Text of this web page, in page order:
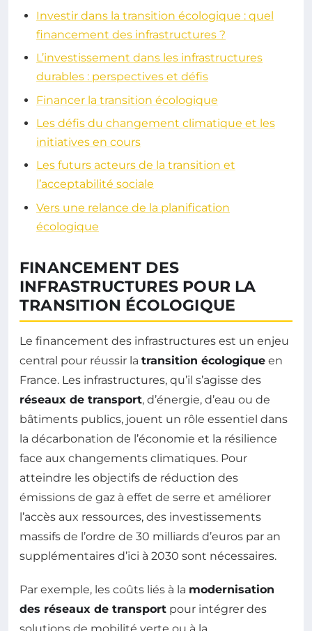
Investir dans la transition écologique : quel
financement des infrastructures ?
L’investissement dans les infrastructures
durables : perspectives et défis
Financer la transition écologique
Les défis du changement climatique et les
initiatives en cours
Les futurs acteurs de la transition et
l’acceptabilité sociale
Vers une relance de la planification
écologique
FINANCEMENT DES
INFRASTRUCTURES POUR LA
TRANSITION ÉCOLOGIQUE
Le financement des infrastructures est un enjeu
central pour réussir la transition écologique en
France. Les infrastructures, qu’il s’agisse des
réseaux de transport, d’énergie, d’eau ou de
bâtiments publics, jouent un rôle essentiel dans
la décarbonation de l’économie et la résilience
face aux changements climatiques. Pour
atteindre les objectifs de réduction des
émissions de gaz à effet de serre et améliorer
l’accès aux ressources, des investissements
massifs de l’ordre de 30 milliards d’euros par an
supplémentaires d’ici à 2030 sont nécessaires.
Par exemple, les coûts liés à la modernisation
des réseaux de transport pour intégrer des